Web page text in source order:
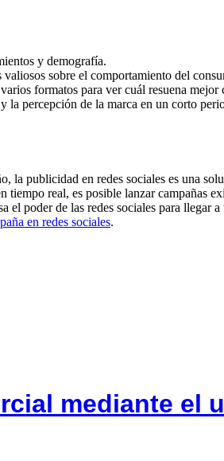
y demografía.
sobre el comportamiento del
formatos para ver cuál resuena mejor
la percepción de la marca en un corto
la publicidad en redes sociales es una
real, es posible lanzar campañas
el poder de las redes sociales para llegar
en redes sociales.
mediante el